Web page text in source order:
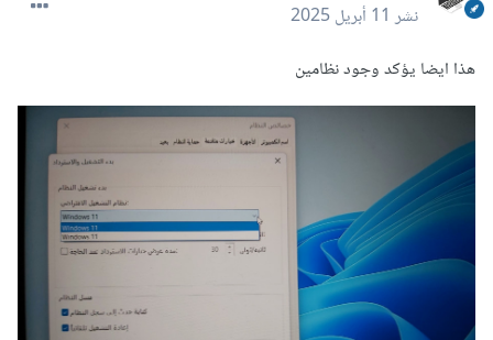
نشر11 أبريل 2025
هذا ايضا يؤكد وجود نظامين